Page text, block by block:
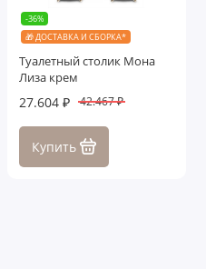
-36%
🎁 ДОСТАВКА И СБОРКА*
Туалетный столик Мона
Лиза крем
27.604 ₽ 42.467 ₽
Купить